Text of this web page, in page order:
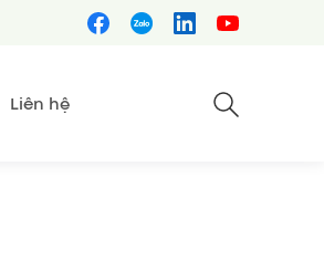
Liên hệ